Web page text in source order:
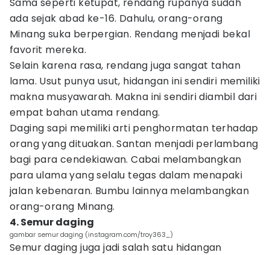
ada sejak abad ke-16. Dahulu, orang-orang
Minang suka berpergian. Rendang menjadi bekal
favorit mereka.
Selain karena rasa, rendang juga sangat tahan
lama. Usut punya usut, hidangan ini sendiri memiliki
makna musyawarah. Makna ini sendiri diambil dari
empat bahan utama rendang.
Daging sapi memiliki arti penghormatan terhadap
orang yang dituakan. Santan menjadi perlambang
bagi para cendekiawan. Cabai melambangkan
para ulama yang selalu tegas dalam menapaki
jalan kebenaran. Bumbu lainnya melambangkan
orang-orang Minang.
4. Semur daging
gambar semur daging (instagram.com/troy363_)
Semur daging juga jadi salah satu hidangan